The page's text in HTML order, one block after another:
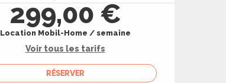
299,00 €
Location Mobil-Home / semaine
Voir tous les tarifs
RÉSERVER